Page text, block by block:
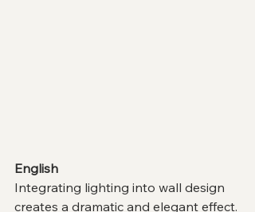
English
Integrating lighting into wall design
creates a dramatic and elegant effect.